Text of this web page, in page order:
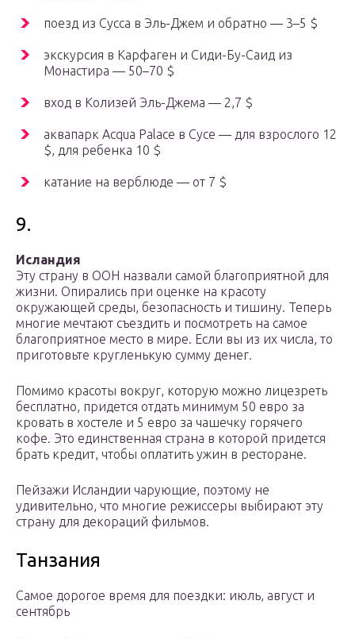
поезд из Сусса в Эль-Джем и обратно — 3–5 $
экскурсия в Карфаген и Сиди-Бу-Саид из
Монастира — 50–70 $
вход в Колизей Эль-Джема — 2,7 $
аквапарк Acqua Palace в Сусе — для взрослого 12
$, для ребенка 10 $
катание на верблюде — от 7 $
9.
Исландия
Эту страну в ООН назвали самой благоприятной для
жизни. Опирались при оценке на красоту
окружающей среды, безопасность и тишину. Теперь
многие мечтают съездить и посмотреть на самое
благоприятное место в мире. Если вы из их числа, то
приготовьте кругленькую сумму денег.
Помимо красоты вокруг, которую можно лицезреть
бесплатно, придется отдать минимум 50 евро за
кровать в хостеле и 5 евро за чашечку горячего
кофе. Это единственная страна в которой придется
брать кредит, чтобы оплатить ужин в ресторане.
Пейзажи Исландии чарующие, поэтому не
удивительно, что многие режиссеры выбирают эту
страну для декораций фильмов.
Танзания
Самое дорогое время для поездки: июль, август и
сентябрь